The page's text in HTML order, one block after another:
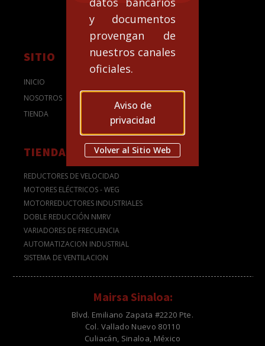
y documentos
provengan de
nuestros canales
oficiales.
Aviso de
privacidad
Volver al Sitio Web
SITIO
INICIO
NOSOTROS
TIENDA
TIENDA
REDUCTORES DE VELOCIDAD
MOTORES ELÉCTRICOS - WEG
MOTORREDUCTORES INDUSTRIALES
DOBLE REDUCCIÓN NMRV
VARIADORES DE FRECUENCIA
AUTOMATIZACION INDUSTRIAL
SISTEMA DE VENTILACION
Mairsa Sinaloa:
Blvd. Emiliano Zapata #2220 Pte.
Col. Vallado Nuevo 80110
Culiacán, Sinaloa, México